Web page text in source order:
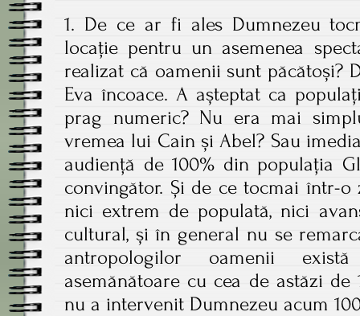
1. De ce ar fi ales Dumnezeu
locație pentru un asemenea
realizat că oamenii sunt păcătoși?
Eva încoace. A așteptat ca
prag numeric? Nu era mai
vremea lui Cain și Abel? Sau
audiență de 100% din populația
convingător. Și de ce tocmai într-
nici extrem de populată, nici
cultural, și în general nu se
antropologilor oamenii
asemănătoare cu cea de astăzi de
nu a intervenit Dumnezeu acum